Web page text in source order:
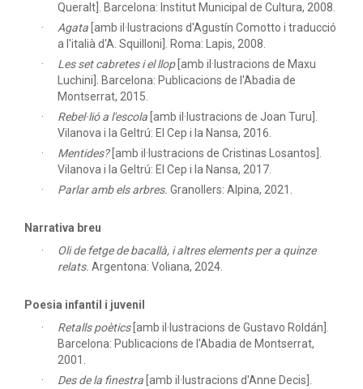
Queralt]. Barcelona: Institut Municipal de Cultura, 2008.
Agata [amb il·lustracions d'Agustín Comotto i traducció
a l'italià d'A. Squilloni]. Roma: Lapis, 2008.
Les set cabretes i el llop [amb il·lustracions de Maxu
Luchini]. Barcelona: Publicacions de l'Abadia de
Montserrat, 2015.
Rebel·lió a l'escola [amb il·lustracions de Joan Turu].
Vilanova i la Geltrú: El Cep i la Nansa, 2016.
Mentides? [amb il·lustracions de Cristinas Losantos].
Vilanova i la Geltrú: El Cep i la Nansa, 2017.
Parlar amb els arbres. Granollers: Alpina, 2021.
Narrativa breu
Oli de fetge de bacallà, i altres elements per a quinze
relats. Argentona: Voliana, 2024.
Poesia infantil i juvenil
Retalls poètics [amb il·lustracions de Gustavo Roldán].
Barcelona: Publicacions de l'Abadia de Montserrat,
2001.
Des de la finestra [amb il·lustracions d'Anne Decis].